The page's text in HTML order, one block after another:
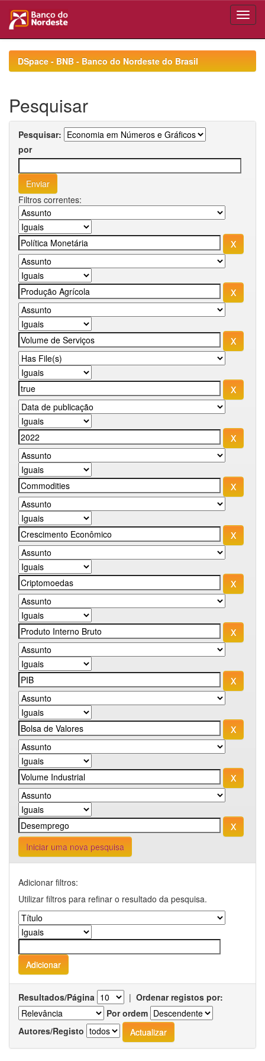
navigationDSpace - BNB - Banco do Nordeste do Brasil
Pesquisar
Pesquisar:
por
Filtros correntes:
Iniciar uma nova pesquisa
Adicionar filtros:
Utilizar filtros para refinar o resultado da pesquisa.
Resultados/Página | Ordenar registos por:
Por ordem
Autores/Registo